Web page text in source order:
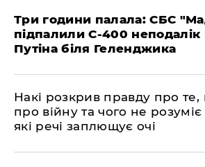
Три години палала: СБС
підпалили С-400 неподалік
Путіна біля Геленджика
Накі розкрив правду про
про війну та чого не розуміє
які речі заплющує очі